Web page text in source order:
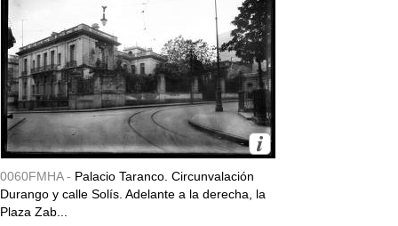
0060FMHA - Palacio Taranco. Circunvalación
Durango y calle Solís. Adelante a la derecha, la
Plaza Zab...